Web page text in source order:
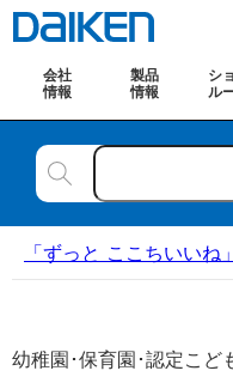
会社
情報
製品
情報
シ
ル
「ずっと ここちいい
幼稚園･保育園･認定こ